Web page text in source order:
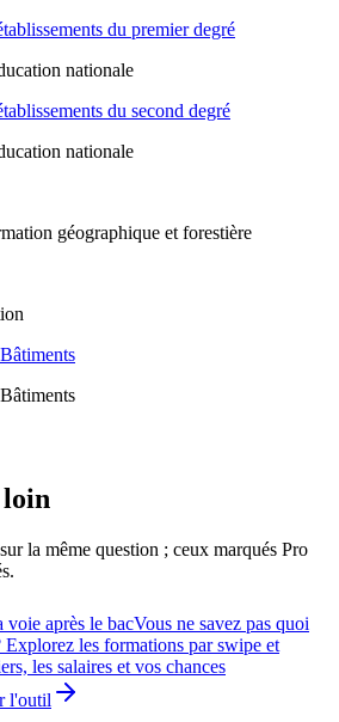
du premier degré
nationale
du second degré
nationale
géographique et forestière
la même question ; ceux marqués Pro
voie après le bacVous ne savez pas quoi
Explorez les formations par swipe et
les salaires et vos chances
l'outil